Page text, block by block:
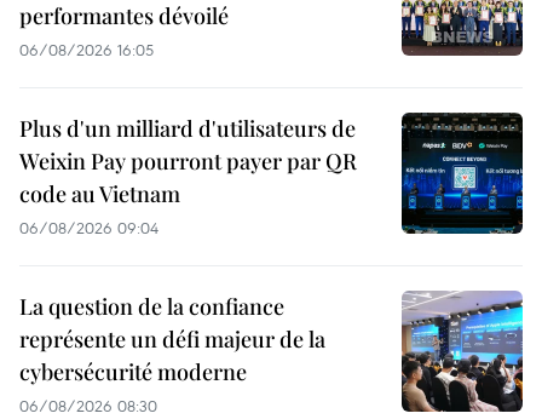
performantes dévoilé
06/08/2026 16:05
Plus d'un milliard d'utilisateurs de
Weixin Pay pourront payer par QR
code au Vietnam
06/08/2026 09:04
La question de la confiance
représente un défi majeur de la
cybersécurité moderne
06/08/2026 08:30